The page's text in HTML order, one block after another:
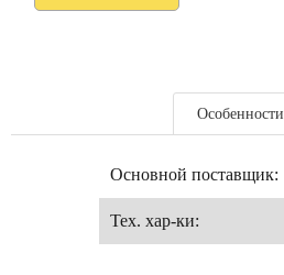
Особенности
Основной поставщик:
Тех. хар-ки: